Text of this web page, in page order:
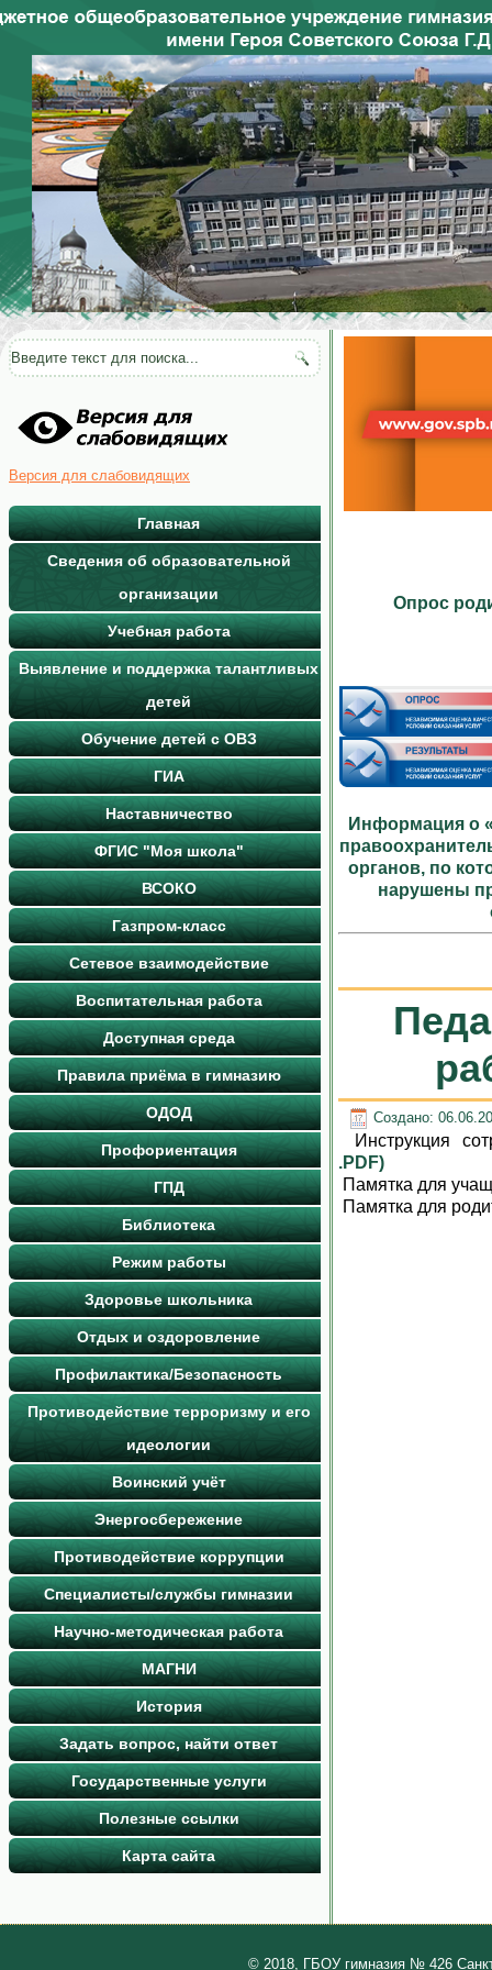
Версия для слабовидящих
Главная
Сведения об образовательной
организации
Учебная работа
Выявление и поддержка талантливых
детей
Обучение детей с ОВЗ
ГИА
Наставничество
ФГИС "Моя школа"
ВСОКО
Газпром-класс
Сетевое взаимодействие
Воспитательная работа
Доступная среда
Правила приёма в гимназию
ОДОД
Профориентация
ГПД
Библиотека
Режим работы
Здоровье школьника
Отдых и оздоровление
Профилактика/Безопасность
Противодействие терроризму и его
идеологии
Воинский учёт
Энергосбережение
Противодействие коррупции
Специалисты/службы гимназии
Научно-методическая работа
МАГНИ
История
Задать вопрос, найти ответ
Государственные услуги
Полезные ссылки
Карта сайта
Опрос
Информация о
органов, по
нарушены
Создано:
Инструкция
.PDF)
Памятка для
Памятка для
© 2018, ГБОУ гимназия № 426